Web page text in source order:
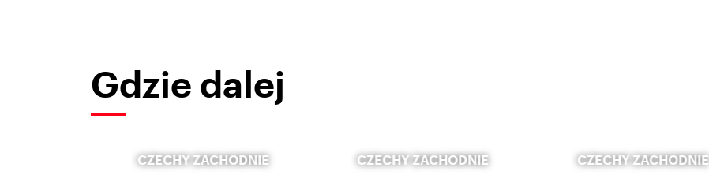
Gdzie dalej
CZECHY ZACHODNIE CZECHY ZACHODNIE CZECHY ZACHODNIE